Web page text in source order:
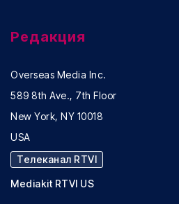
Редакция
Overseas Media Inc.
589 8th Ave., 7th Floor
New York, NY 10018
USA
Телеканал RTVI
Mediakit RTVI US